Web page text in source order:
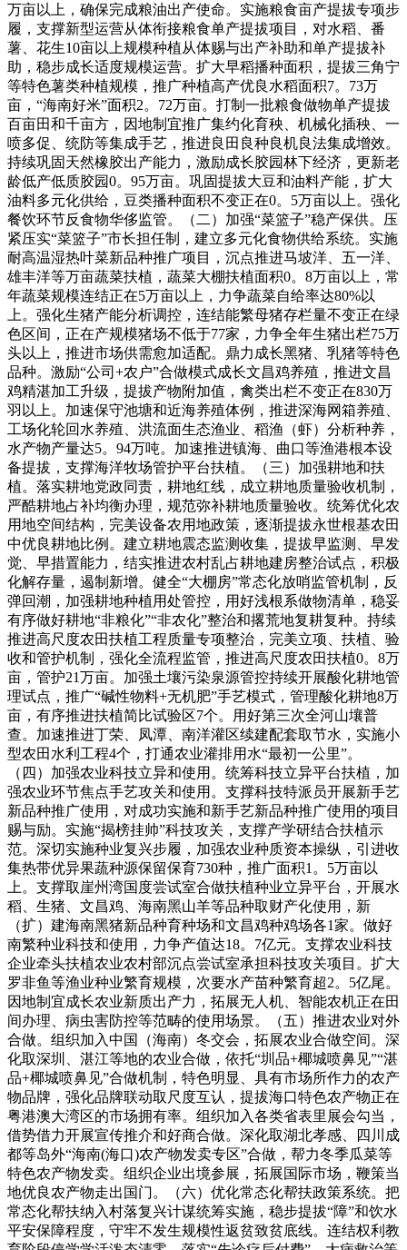
万亩以上，确保完成粮油出产使命。实施粮食亩产提拔专项步
履，支撑新型运营从体衔接粮食单产提拔项目，对水稻、番
薯、花生10亩以上规模种植从体赐与出产补助和单产提拔补
助，稳步成长适度规模运营。扩大早稻播种面积，提拔三角宁
等特色薯类种植规模，推广种植高产优良水稻面积7。73万
亩，“海南好米”面积2。72万亩。打制一批粮食做物单产提拔
百亩田和千亩方，因地制宜推广集约化育秧、机械化插秧、一
喷多促、统防等集成手艺，推进良田良种良机良法集成增效。
持续巩固天然橡胶出产能力，激励成长胶园林下经济，更新老
龄低产低质胶园0。95万亩。巩固提拔大豆和油料产能，扩大
油料多元化供给，豆类播种面积不变正在0。5万亩以上。强化
餐饮环节反食物华侈监管。（二）加强“菜篮子”稳产保供。压
紧压实“菜篮子”市长担任制，建立多元化食物供给系统。实施
耐高温湿热叶菜新品种推广项目，沉点推进马坡洋、五一洋、
雄丰洋等万亩蔬菜扶植，蔬菜大棚扶植面积0。8万亩以上，常
年蔬菜规模连结正在5万亩以上，力争蔬菜自给率达80%以
上。强化生猪产能分析调控，连结能繁母猪存栏量不变正在绿
色区间，正在产规模猪场不低于77家，力争全年生猪出栏75万
头以上，推进市场供需愈加适配。鼎力成长黑猪、乳猪等特色
品种。激励“公司+农户”合做模式成长文昌鸡养殖，推进文昌
鸡精湛加工升级，提拔产物附加值，禽类出栏不变正在830万
羽以上。加速保守池塘和近海养殖体例，推进深海网箱养殖、
工场化轮回水养殖、洪流面生态渔业、稻渔（虾）分析种养，
水产物产量达5。94万吨。加速推进镇海、曲口等渔港根本设
备提拔，支撑海洋牧场管护平台扶植。（三）加强耕地和扶
植。落实耕地党政同责，耕地红线，成立耕地质量验收机制，
严酷耕地占补均衡办理，规范弥补耕地质量验收。统筹优化农
用地空间结构，完美设备农用地政策，逐渐提拔永世根基农田
中优良耕地比例。建立耕地震态监测收集，提拔早监测、早发
觉、早措置能力，结实推进农村乱占耕地建房整治试点，积极
化解存量，遏制新增。健全“大棚房”常态化放哨监管机制，反
弹回潮，加强耕地种植用处管控，用好浅根系做物清单，稳妥
有序做好耕地“非粮化”“非农化”整治和撂荒地复耕复种。持续
推进高尺度农田扶植工程质量专项整治，完美立项、扶植、验
收和管护机制，强化全流程监管，推进高尺度农田扶植0。8万
亩，管护21万亩。加强土壤污染泉源管控持续开展酸化耕地管
理试点，推广“碱性物料+无机肥”手艺模式，管理酸化耕地8万
亩，有序推进扶植简比试验区7个。用好第三次全河山壤普
查。加速推进丁荣、凤潭、南洋灌区续建配套取节水，实施小
型农田水利工程4个，打通农业灌排用水“最初一公里”。
（四）加强农业科技立异和使用。统筹科技立异平台扶植，加
强农业环节焦点手艺攻关和使用。支撑科技特派员开展新手艺
新品种推广使用，对成功实施和新手艺新品种推广使用的项目
赐与励。实施“揭榜挂帅”科技攻关，支撑产学研结合扶植示
范。深切实施种业复兴步履，加强农业种质资本操纵，引进收
集热带优异果蔬种源保留保育730种，推广面积1。5万亩以
上。支撑取崖州湾国度尝试室合做扶植种业立异平台，开展水
稻、生猪、文昌鸡、海南黑山羊等品种取财产化使用，新
（扩）建海南黑猪新品种育种场和文昌鸡种鸡场各1家。做好
南繁种业科技和使用，力争产值达18。7亿元。支撑农业科技
企业牵头扶植农业农村部沉点尝试室承担科技攻关项目。扩大
罗非鱼等渔业种业繁育规模，次要水产苗种繁育超2。5亿尾。
因地制宜成长农业新质出产力，拓展无人机、智能农机正在田
间办理、病虫害防控等范畴的使用场景。（五）推进农业对外
合做。组织加入中国（海南）冬交会，拓展农业合做空间。深
化取深圳、湛江等地的农业合做，依托“圳品+椰城喷鼻见”“湛
品+椰城喷鼻见”合做机制，特色明显、具有市场所作力的农产
物品牌，强化品牌联动取尺度互认，提拔海口特色农产物正在
粤港澳大湾区的市场拥有率。组织加入各类省表里展会勾当，
借势借力开展宣传推介和好商合做。深化取湖北孝感、四川成
都等岛外“海南(海口)农产物发卖专区”合做，帮力冬季瓜菜等
特色农产物发卖。组织企业出境参展，拓展国际市场，鞭策当
地优良农产物走出国门。（六）优化常态化帮扶政策系统。把
常态化帮扶纳入村落复兴计谋统筹实施，稳步提拔“障”和饮水
平安保障程度，守牢不发生规模性返贫致贫底线。连结权利教